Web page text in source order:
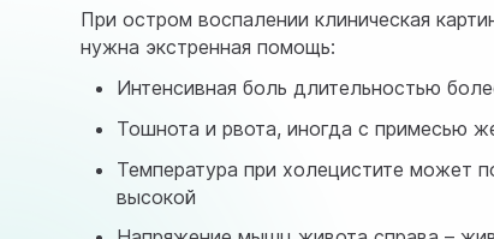
При остром воспалении клиническая
нужна экстренная помощь:
Интенсивная боль длительностью
Тошнота и рвота, иногда с примесью
Температура при холецистите может
высокой